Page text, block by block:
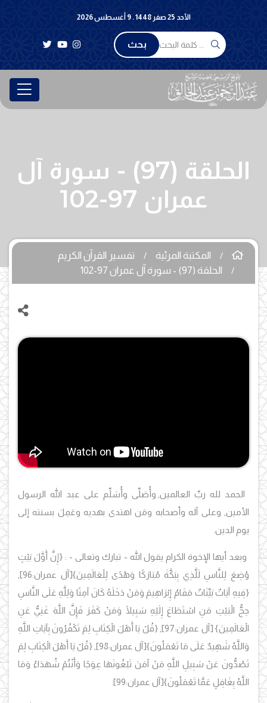
الأحد 25 صفر 1448 . 9 أغسطس 2026
بحث
الحلقة (97) - سورة آل
عمران 97-102
المكتبة المرئية
تفسير القرآن الكريم
الحلقة (97) - سورة آل عمران 97-102
الحمد لله ربِّ العالمين, وأُصَلِّى وأُسَلِّم على عبد الله الرسول
الأمين, وعلى آله وأصحابه ومَن اهتدى بهديه وعَمِلَ بسنته إلى
يوم الدين.
وبعد أيها الإخوة الكرام يقول الله - تبارك وتعالى - : {إِنَّ أَوَّلَ بَيْتٍ
وُضِعَ لِلنَّاسِ لَلَّذِي بِبَكَّةَ مُبَارَكًا وَهُدًى لِلْعَالَمِينَ}[آل عمران:96],
{فِيهِ آيَاتٌ بَيِّنَاتٌ مَقَامُ إِبْرَاهِيمَ وَمَنْ دَخَلَهُ كَانَ آمِنًا وَلِلَّهِ عَلَى النَّاسِ
حِجُّ الْبَيْتِ مَنِ اسْتَطَاعَ إِلَيْهِ سَبِيلًا وَمَنْ كَفَرَ فَإِنَّ اللَّهَ غَنِيٌّ عَنِ
الْعَالَمِينَ} [آل عمران:97], {قُلْ يَا أَهْلَ الْكِتَابِ لِمَ تَكْفُرُونَ بِآيَاتِ اللَّهِ
وَاللَّهُ شَهِيدٌ عَلَى مَا تَعْمَلُونَ}[آل عمران:98], {قُلْ يَا أَهْلَ الْكِتَابِ لِمَ
تَصُدُّونَ عَنْ سَبِيلِ اللَّهِ مَنْ آمَنَ تَبْغُونَهَا عِوَجًا وَأَنْتُمْ شُهَدَاءُ وَمَا
اللَّهُ بِغَافِلٍ عَمَّا تَعْمَلُونَ}[آل عمران:99].